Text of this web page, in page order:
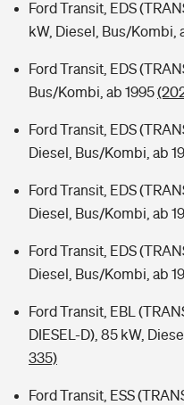
Ford Transit, EDS
kW, Diesel, Bus/Kombi,
Ford Transit, EDS
Bus/Kombi, ab 1995
Ford Transit, EDS
Diesel, Bus/Kombi, ab
Ford Transit, EDS
Diesel, Bus/Kombi, ab
Ford Transit, EDS
Diesel, Bus/Kombi, ab
Ford Transit, EBL
DIESEL-D), 85 kW,
335)
Ford Transit, ESS